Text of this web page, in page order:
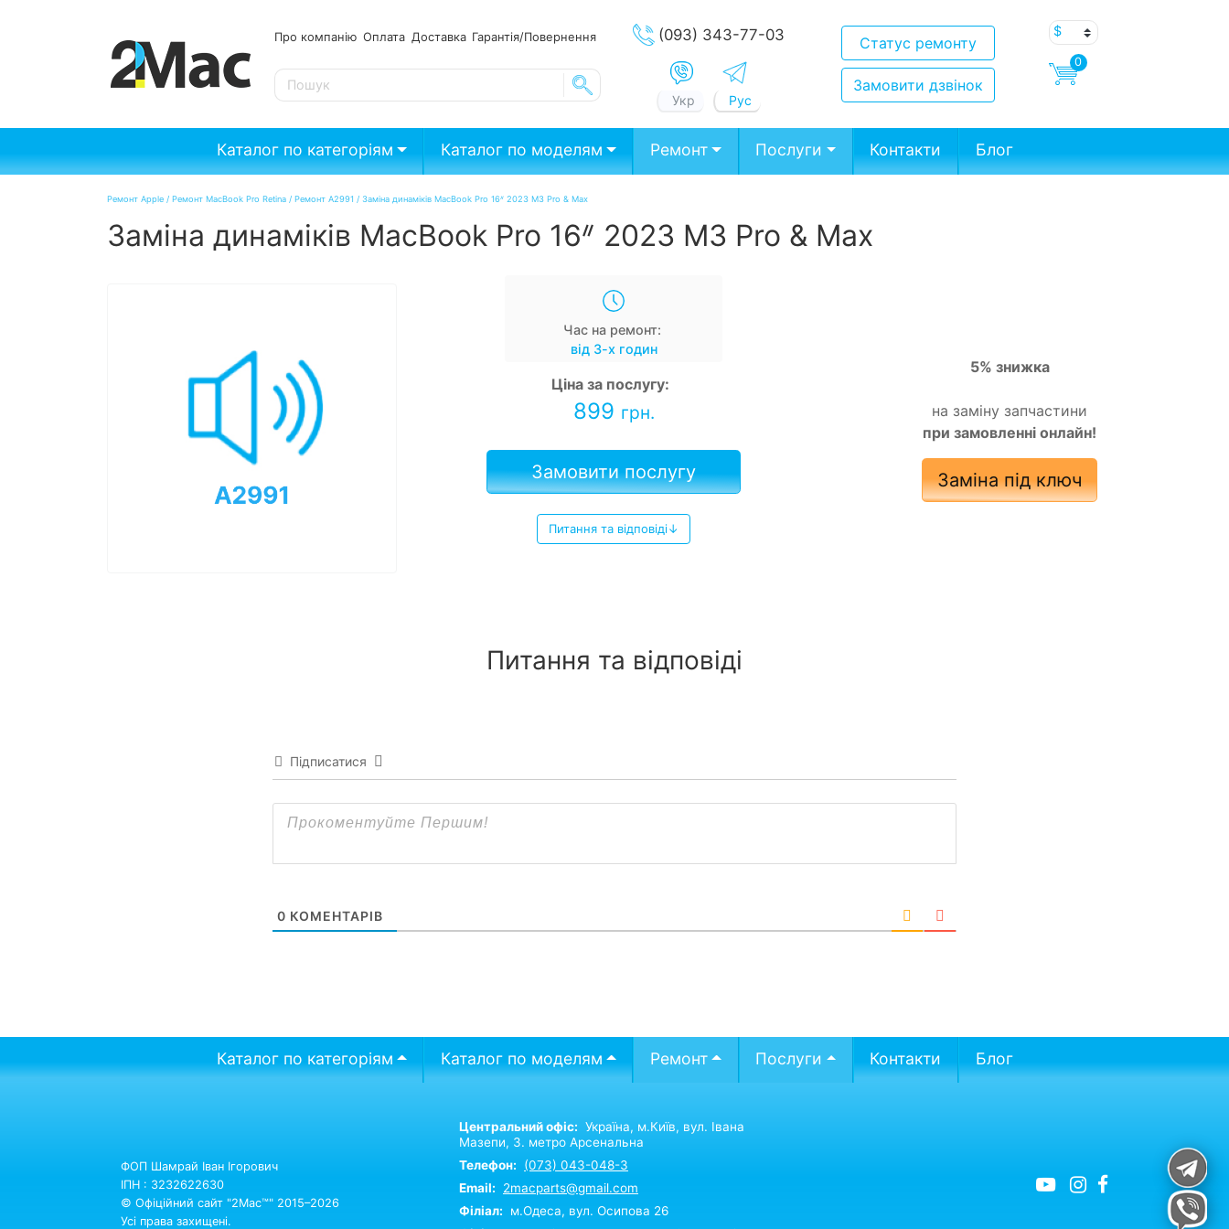
Про компанію Оплата Доставка Гарантія/Повернення
SE
(093) 343-77-03
Укр Рус
Статус ремонту
Замовити дзвінок
0
Каталог по категоріям Каталог по моделям Ремонт Послуги Контакти Блог
Ремонт Apple / Ремонт MacBook Pro Retina / Ремонт А2991 / Заміна динаміків MacBook Pro 16ᐥ 2023 M3 Pro & Max
Заміна динаміків MacBook Pro 16ᐥ 2023 M3 Pro & Max
Час на ремонт:
від 3-х годин
Ціна за послугу:
899 грн.
Замовити послугу
Питання та відповіді↓
5% знижка
на заміну запчастини
при замовленні онлайн!
Заміна під ключ
Питання та відповіді
Підписатися
0 КОМЕНТАРІВ
Каталог по категоріям Каталог по моделям Ремонт Послуги Контакти Блог
ФОП Шамрай Іван Ігорович
ІПН : 3232622630
© Офіційний сайт "2Mac™" 2015–2026
Усі права захищені.
Центральний офіс: Україна, м.Київ, вул. Івана
Мазепи, 3. метро Арсенальна
Телефон:
(073) 043-048-3
Email:
2macparts@gmail.com
Філіал:
м.Одеса, вул. Осипова 26